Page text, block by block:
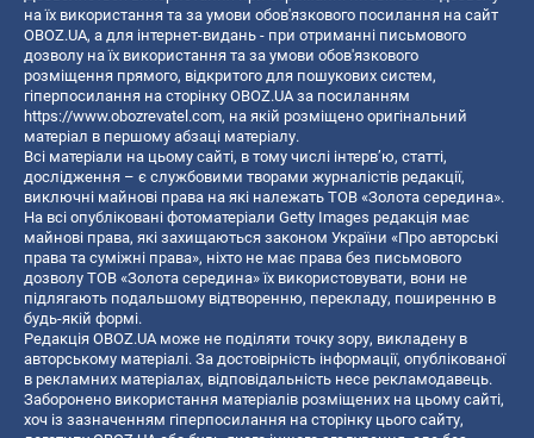
на їх використання та за умови обов'язкового посилання на сайт
OBOZ.UA, а для інтернет-видань - при отриманні письмового
дозволу на їх використання та за умови обов'язкового
розміщення прямого, відкритого для пошукових систем,
гіперпосилання на сторінку OBOZ.UA за посиланням
https://www.obozrevatel.com, на якій розміщено оригінальний
матеріал в першому абзаці матеріалу.
Всі матеріали на цьому сайті, в тому числі інтерв’ю, статті,
дослідження – є службовими творами журналістів редакції,
виключні майнові права на які належать ТОВ «Золота середина».
На всі опубліковані фотоматеріали Getty Images редакція має
майнові права, які захищаються законом України «Про авторські
права та суміжні права», ніхто не має права без письмового
дозволу ТОВ «Золота середина» їх використовувати, вони не
підлягають подальшому відтворенню, перекладу, поширенню в
будь-якій формі.
Редакція OBOZ.UA може не поділяти точку зору, викладену в
авторському матеріалі. За достовірність інформації, опублікованої
в рекламних матеріалах, відповідальність несе рекламодавець.
Заборонено використання матеріалів розміщених на цьому сайті,
хоч із зазначенням гіперпосилання на сторінку цього сайту,